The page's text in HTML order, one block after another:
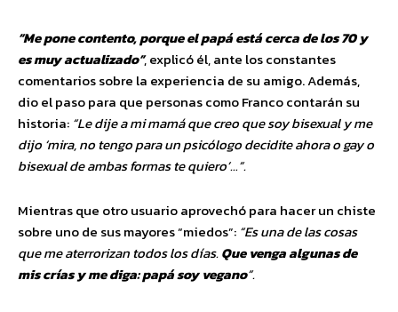
“Me pone contento, porque el papá está cerca de los 70 y
es muy actualizado”, explicó él, ante los constantes
comentarios sobre la experiencia de su amigo. Además,
dio el paso para que personas como Franco contarán su
historia: “Le dije a mi mamá que creo que soy bisexual y me
dijo ‘mira, no tengo para un psicólogo decidite ahora o gay o
bisexual de ambas formas te quiero’…”.
Mientras que otro usuario aprovechó para hacer un chiste
sobre uno de sus mayores “miedos”: “Es una de las cosas
que me aterrorizan todos los días.Que venga algunas de
mis crías y me diga: papá soy vegano”.